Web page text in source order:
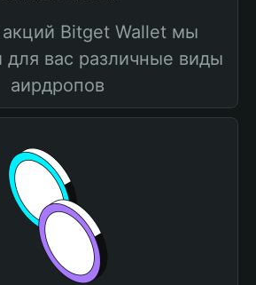
Bitget Wallet мы
для вас различные виды
аирдропов